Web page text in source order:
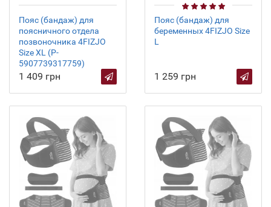
Пояс (бандаж) для
поясничного отдела
позвоночника 4FIZJO
Size XL (P-
5907739317759)
1 409 грн
Пояс (бандаж) для
беременных 4FIZJO Size
L
1 259 грн